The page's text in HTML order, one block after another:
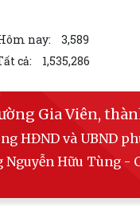
nay:
3,589
cả: 1,535,286
Gia Viên,
HĐND và UBND
Hữu Tùng -